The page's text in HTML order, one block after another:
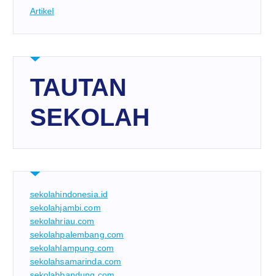
Artikel
TAUTAN
SEKOLAH
sekolahindonesia.id
sekolahjambi.com
sekolahriau.com
sekolahpalembang.com
sekolahlampung.com
sekolahsamarinda.com